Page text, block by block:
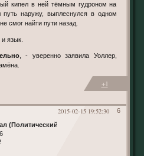
кипел в ней тёмным гудроном на
наружу, выплеснулся в одном
смог найти пути назад.
язык.
, - уверенно заявила Уоллер,
+1
6
2015-02-15 19:52:30
(Политический)